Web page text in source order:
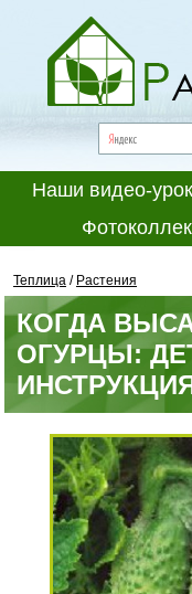
Наши видео-
Теплица / Растения
КОГДА
ОГУРЦЫ: